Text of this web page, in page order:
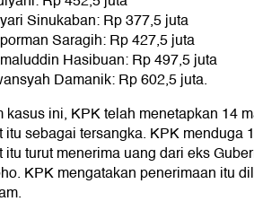
Sinukaban: Rp 377,5 juta
Saragih: Rp 427,5 juta
Hasibuan: Rp 497,5 juta
Damanik: Rp 602,5 juta.
kasus ini, KPK telah menetapkan 14
itu sebagai tersangka. KPK menduga
itu turut menerima uang dari eks
KPK mengatakan penerimaan itu